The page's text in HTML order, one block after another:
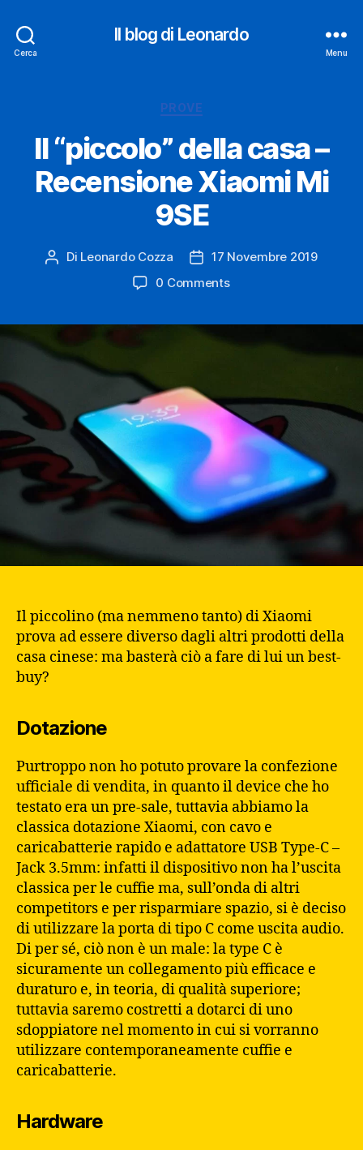
Cerca
Il blog di Leonardo
Menu
Categorie
PROVE
Il “piccolo” della casa –
Recensione Xiaomi Mi
9SE
Autore
Di Leonardo Cozza
Data17 Novembre 2019
0 Comments
Il piccolino (ma nemmeno tanto) di Xiaomi
prova ad essere diverso dagli altri prodotti della
casa cinese: ma basterà ciò a fare di lui un best-
buy?
Dotazione
Purtroppo non ho potuto provare la confezione
ufficiale di vendita, in quanto il device che ho
testato era un pre-sale, tuttavia abbiamo la
classica dotazione Xiaomi, con cavo e
caricabatterie rapido e adattatore USB Type-C –
Jack 3.5mm: infatti il dispositivo non ha l’uscita
classica per le cuffie ma, sull’onda di altri
competitors e per risparmiare spazio, si è deciso
di utilizzare la porta di tipo C come uscita audio.
Di per sé, ciò non è un male: la type C è
sicuramente un collegamento più efficace e
duraturo e, in teoria, di qualità superiore;
tuttavia saremo costretti a dotarci di uno
sdoppiatore nel momento in cui si vorranno
utilizzare contemporaneamente cuffie e
caricabatterie.
Hardware